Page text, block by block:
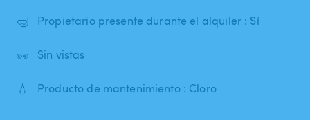
🤿 Propietario presente durante el alquiler : Sí
👀 Sin vistas
💧 Producto de mantenimiento : Cloro